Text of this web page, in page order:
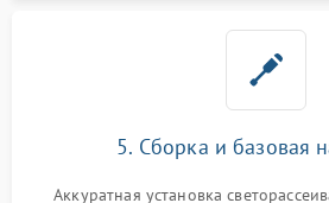
5. Сборка и базовая
Аккуратная установка